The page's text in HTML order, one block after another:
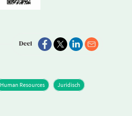
Deel
Human Resources Juridisch